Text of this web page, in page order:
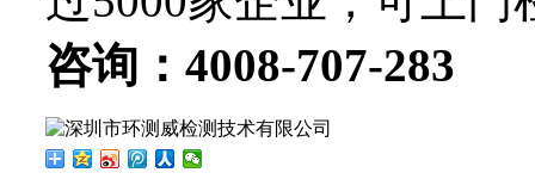
咨询：4008-707-283